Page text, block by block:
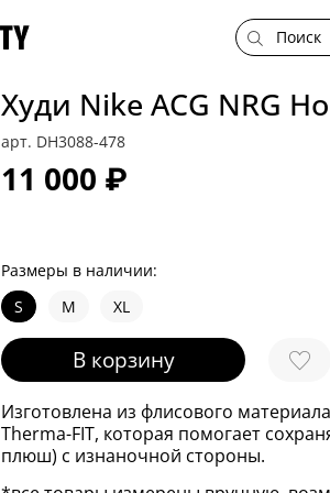
арт. DH3088-478
Худи Nike ACG NRG
11 000 ₽
В корзину
Размеры в наличии:
S
M XL
Изготовлена из флисового
Therma-FIT, которая помогает
плюш) с изнаночной стороны.